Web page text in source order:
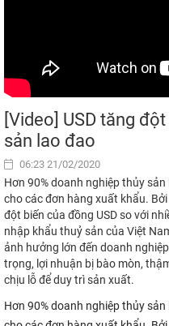
[Video] USD tăng
sản lao đao
06:23 21/02/2020
Hơn 90% doanh nghiệp thủy
cho các đơn hàng xuất khẩu.
đột biến của đồng USD so với
nhập khẩu thuỷ sản của Việt
ảnh hưởng lớn đến doanh
trọng, lợi nhuận bị bào mòn,
chịu lỗ để duy trì sản xuất.
Hơn 90% doanh nghiệp thủy